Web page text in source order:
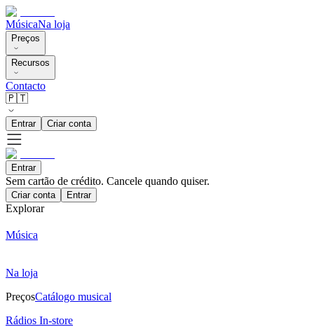
MúsicaNa loja
Preços
Recursos
Contacto
🇵🇹
Entrar Criar conta
Entrar
Sem cartão de crédito. Cancele quando quiser.
Criar conta Entrar
Explorar
Música
Na loja
PreçosCatálogo musical
Rádios In-store